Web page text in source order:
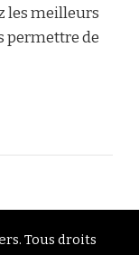
les meilleurs
permettre de
. Tous droits